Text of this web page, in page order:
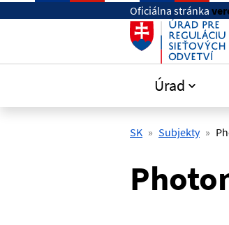
Preskočiť na hlavný obsahOficiálna stránka
Úrad
SK Subjekty